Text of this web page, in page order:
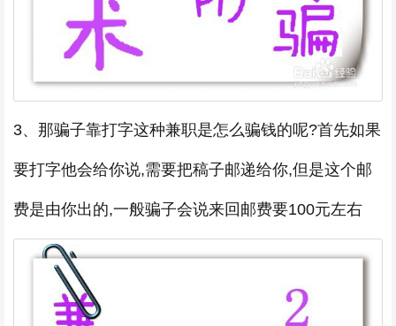
3、那骗子靠打字这种兼职是怎么骗钱的呢?首先如果
要打字他会给你说,需要把稿子邮递给你,但是这个邮
费是由你出的,一般骗子会说来回邮费要100元左右